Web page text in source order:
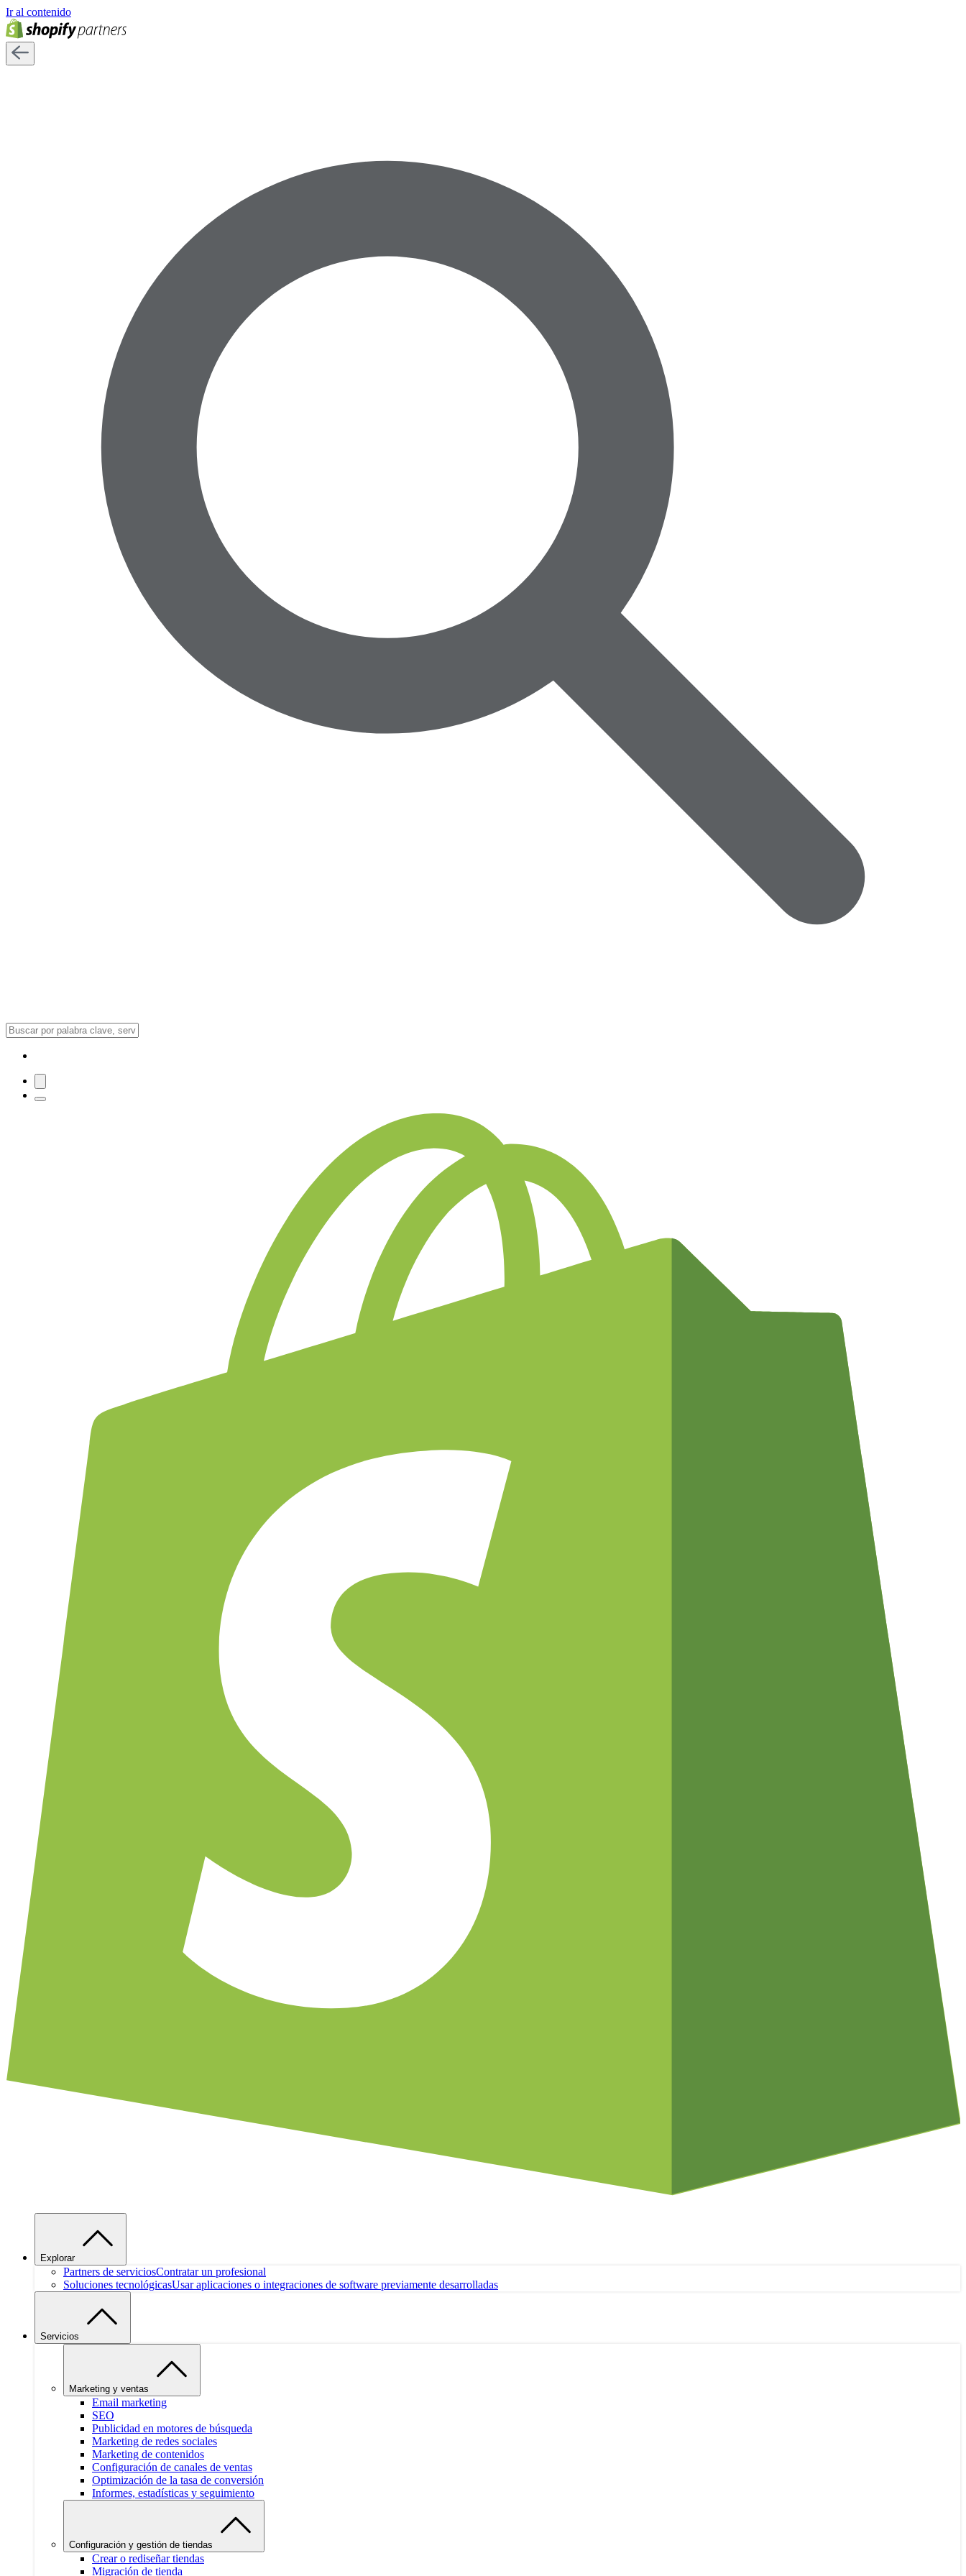
Ir al contenido
Explorar
Partners de serviciosContratar un profesional
Soluciones tecnológicasUsar aplicaciones o integraciones de software previamente desarrolladas
Servicios
Marketing y ventas
Email marketing
SEO
Publicidad en motores de búsqueda
Marketing de redes sociales
Marketing de contenidos
Configuración de canales de ventas
Optimización de la tasa de conversión
Informes, estadísticas y seguimiento
Configuración y gestión de tiendas
Crear o rediseñar tiendas
Migración de tienda